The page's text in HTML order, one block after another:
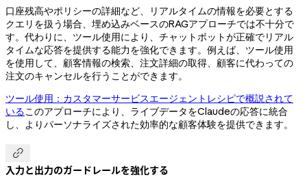
口座残高やポリシーの詳細など、リアルタイムの情報を必要とする
クエリを扱う場合、埋め込みベースのRAGアプローチでは不十分で
す。代わりに、ツール使用により、チャットボットが正確でリアル
タイムな応答を提供する能力を強化できます。例えば、ツール使用
を使用して、顧客情報の検索、注文詳細の取得、顧客に代わっての
注文のキャンセルを行うことができます。
ツール使用：カスタマーサービスエージェントレシピで概説されて
いるこのアプローチにより、ライブデータをClaudeの応答に統合
し、よりパーソナライズされた効率的な顧客体験を提供できます。

入力と出力のガードレールを強化する